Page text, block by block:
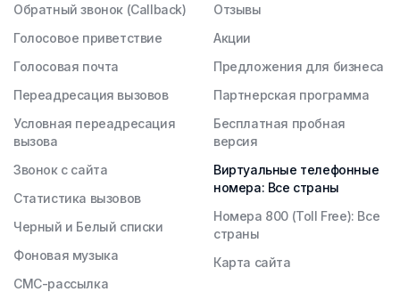
Обратный звонок (Callback)
Голосовое приветствие
Голосовая почта
Переадресация вызовов
Условная переадресация
вызова
Звонок с сайта
Статистика вызовов
Черный и Белый списки
Фоновая музыка
СМС-рассылка
Отзывы
Акции
Предложения для бизнеса
Партнерская программа
Бесплатная пробная
версия
Виртуальные телефонные
номера: Все страны
Номера 800 (Toll Free): Все
страны
Карта сайта